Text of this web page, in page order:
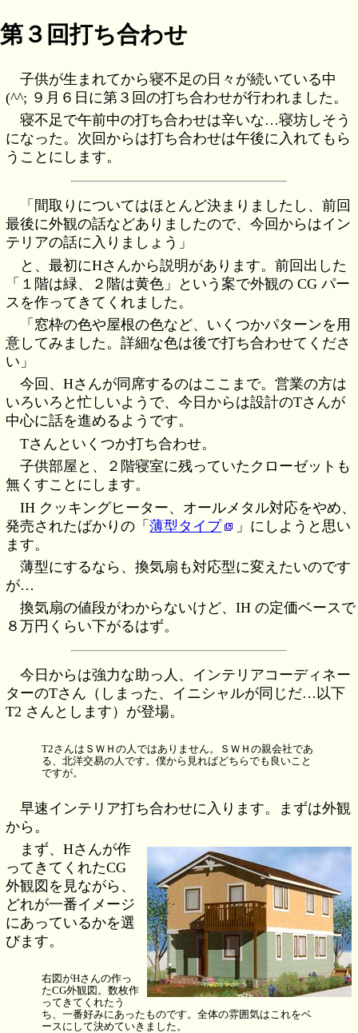
第３回打ち合わせ
子供が生まれてから寝不足の日々が続いている中
(^^; ９月６日に第３回の打ち合わせが行われました。
寝不足で午前中の打ち合わせは辛いな…寝坊しそう
になった。次回からは打ち合わせは午後に入れてもら
うことにします。
「間取りについてはほとんど決まりましたし、前回
最後に外観の話などありましたので、今回からはイン
テリアの話に入りましょう」
と、最初にHさんから説明があります。前回出した
「１階は緑、２階は黄色」という案で外観の CG パー
スを作ってきてくれました。
「窓枠の色や屋根の色など、いくつかパターンを用
意してみました。詳細な色は後で打ち合わせてくださ
い」
今回、Hさんが同席するのはここまで。営業の方は
いろいろと忙しいようで、今日からは設計のTさんが
中心に話を進めるようです。
Tさんといくつか打ち合わせ。
子供部屋と、２階寝室に残っていたクローゼットも
無くすことにします。
IH クッキングヒーター、オールメタル対応をやめ、
発売されたばかりの「薄型タイプ
」にしようと思い
ます。
薄型にするなら、換気扇も対応型に変えたいのです
が…
換気扇の値段がわからないけど、IH の定価ベースで
８万円くらい下がるはず。
今日からは強力な助っ人、インテリアコーディネー
ターのTさん（しまった、イニシャルが同じだ…以下
T2 さんとします）が登場。
T2さんはＳＷＨの人ではありません。ＳＷＨの親会社であ
る、北洋交易の人です。僕から見ればどちらでも良いこと
ですが。
早速インテリア打ち合わせに入ります。まずは外観
から。
まず、Hさんが作
ってきてくれたCG
外観図を見ながら、
どれが一番イメージ
にあっているかを選
びます。
右図がHさんの作っ
たCG外観図。数枚作
ってきてくれたう
ち、一番好みにあったものです。全体の雰囲気はこれをベ
ースにして決めていきました。